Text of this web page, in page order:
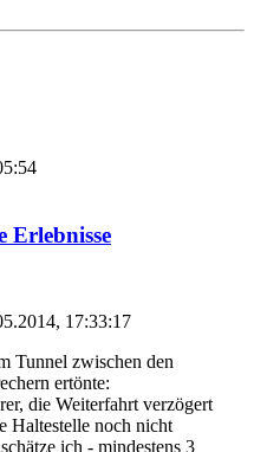
Erlebnisse
17:33:17
Tunnel zwischen den
ertönte:
die Weiterfahrt verzögert
Haltestelle noch nicht
ich - mindestens 3